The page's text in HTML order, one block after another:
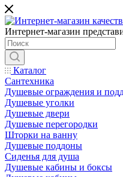
Интернет-магазин
Каталог
Сантехника
Душевые ограждения и
Душевые уголки
Душевые двери
Душевые перегородки
Шторки на ванну
Душевые поддоны
Сиденья для душа
Душевые кабины и боксы